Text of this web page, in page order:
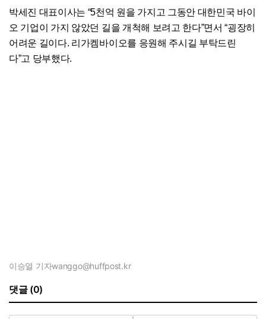
박세진 대표이사는 “5천억 원을 가지고 그동안 대한민국 바이
오 기업이 가지 않았던 길을 개척해 보려고 한다”면서 “굉장히
어려운 길이다. 리가켐바이오를 응원해 주시길 부탁드린
다”고 당부했다.
이승열 기자wanggo@huffpost.kr
댓글 (0)